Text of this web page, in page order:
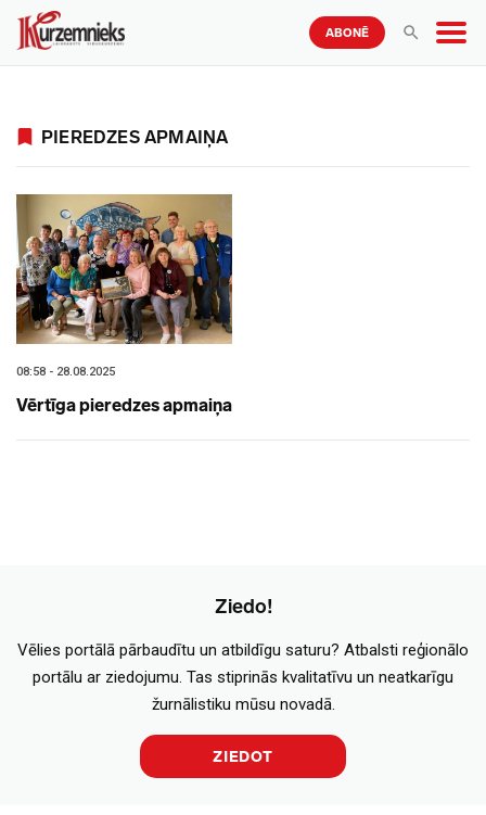
ABONĒ
PIEREDZES APMAIŅA
08:58 - 28.08.2025
Vērtīga pieredzes apmaiņa
Ziedo!
Vēlies portālā pārbaudītu un atbildīgu saturu? Atbalsti reģionālo
portālu ar ziedojumu. Tas stiprinās kvalitatīvu un neatkarīgu
žurnālistiku mūsu novadā.
ZIEDOT